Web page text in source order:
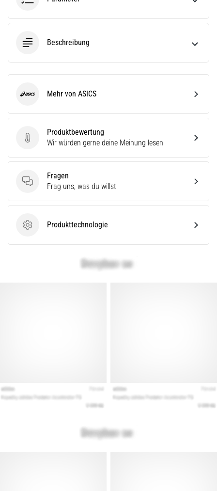
Alle
anzeigen
Beschreibung
Produktbewertung
Produktbewertung
Wir würden gerne deine Meinung lesen
Fragen
Fragen
Frag uns, was du willst
Produkttechnologie
Produkttechnologie
ASICS Mehr von ASICS